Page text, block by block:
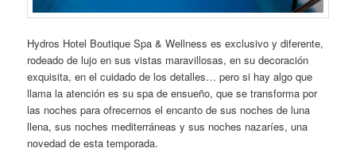
Hydros Hotel Boutique Spa & Wellness es exclusivo y diferente,
rodeado de lujo en sus vistas maravillosas, en su decoración
exquisita, en el cuidado de los detalles… pero si hay algo que
llama la atención es su spa de ensueño, que se transforma por
las noches para ofrecernos el encanto de sus noches de luna
llena, sus noches mediterráneas y sus noches nazaríes, una
novedad de esta temporada.